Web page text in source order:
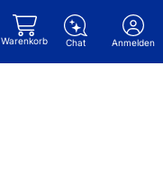
Warenkorb Chat Anmelden